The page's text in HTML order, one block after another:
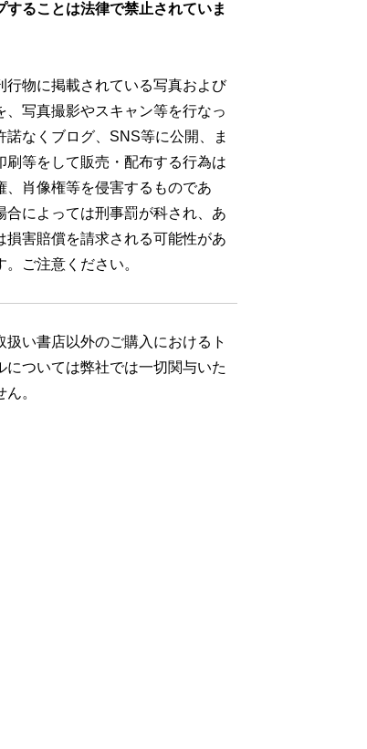
することは法律で禁止されていま
行物に掲載されている写真および
、写真撮影やスキャン等を行なっ
諾なくブログ、SNS等に公開、ま
刷等をして販売・配布する行為は
、肖像権等を侵害するものであ
合によっては刑事罰が科され、あ
損害賠償を請求される可能性があ
。ご注意ください。
扱い書店以外のご購入におけるト
については弊社では一切関与いた
ん。